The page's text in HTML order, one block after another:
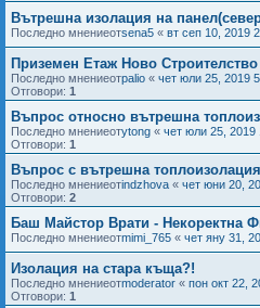
Вътрешна изолация на
Последно мнениеотsena5 « вт сеп 10, 2019
Приземен Етаж Ново
Последно мнениеотpalio « чет юли 25, 2019
Отговори: 1
Въпрос относно вътрешна
Последно мнениеотytong « чет юли 25, 2019
Отговори: 1
Въпрос с вътрешна топлоизолация
Последно мнениеотindzhova « чет юни 20,
Отговори: 2
Баш Майстор Врати - Некоректна
Последно мнениеотmimi_765 « чет яну 31,
Изолация на стара къща?!
Последно мнениеотmoderator « пон окт 22,
Отговори: 1